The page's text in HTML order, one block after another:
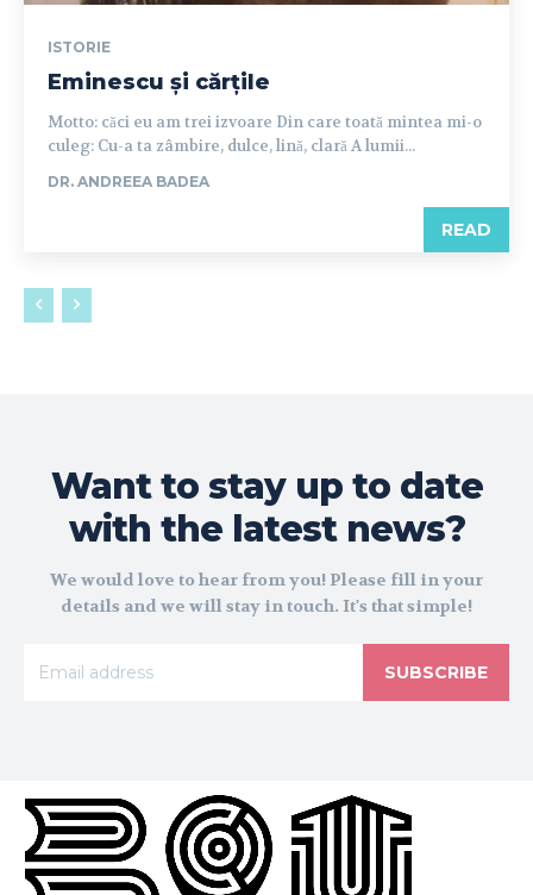
ISTORIE
Eminescu și cărțile
Motto: căci eu am trei izvoare Din care toată mintea mi-o
culeg: Cu-a ta zâmbire, dulce, lină, clară A lumii...
DR. ANDREEA BADEA
READ
Want to stay up to date
with the latest news?
We would love to hear from you! Please fill in your
details and we will stay in touch. It's that simple!
SUBSCRIBE